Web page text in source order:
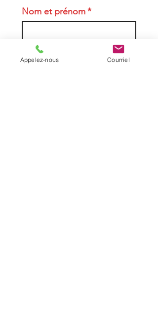
Nom et prénom*
Courriel
Appelez-nous Courriel